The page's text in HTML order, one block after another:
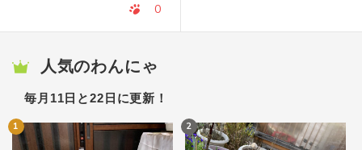
0
人気のわんにゃ
毎月11日と22日に更新！
1 2